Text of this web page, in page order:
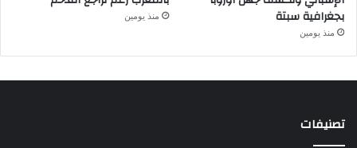
بجغرافية سبتة
منذ يومين
منذ يومين
تصنيفات